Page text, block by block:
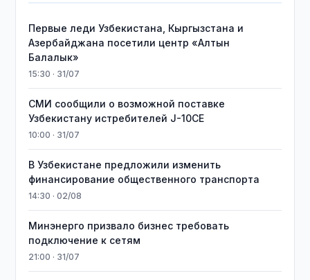
Первые леди Узбекистана, Кыргызстана и
Азербайджана посетили центр «Алтын
Балалык»
15:30 · 31/07
СМИ сообщили о возможной поставке
Узбекистану истребителей J-10CE
10:00 · 31/07
В Узбекистане предложили изменить
финансирование общественного транспорта
14:30 · 02/08
Минэнерго призвало бизнес требовать
подключение к сетям
21:00 · 31/07